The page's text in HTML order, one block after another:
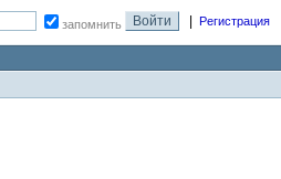
запомнить Регистрация